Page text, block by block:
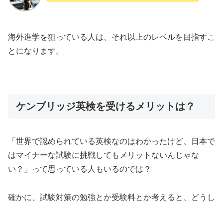
海外進学を狙っている人は、それ以上のレベルを目指すこ
とになります。
ケンブリッジ英検を受けるメリットは？
「世界で認められている英検なのはわかったけど、日本で
はマイナーな試験に挑戦してもメリットないんじゃな
い？」って思っている人もいるのでは？
確かに、試験対策の勉強とか受験料とか考えると、どうし